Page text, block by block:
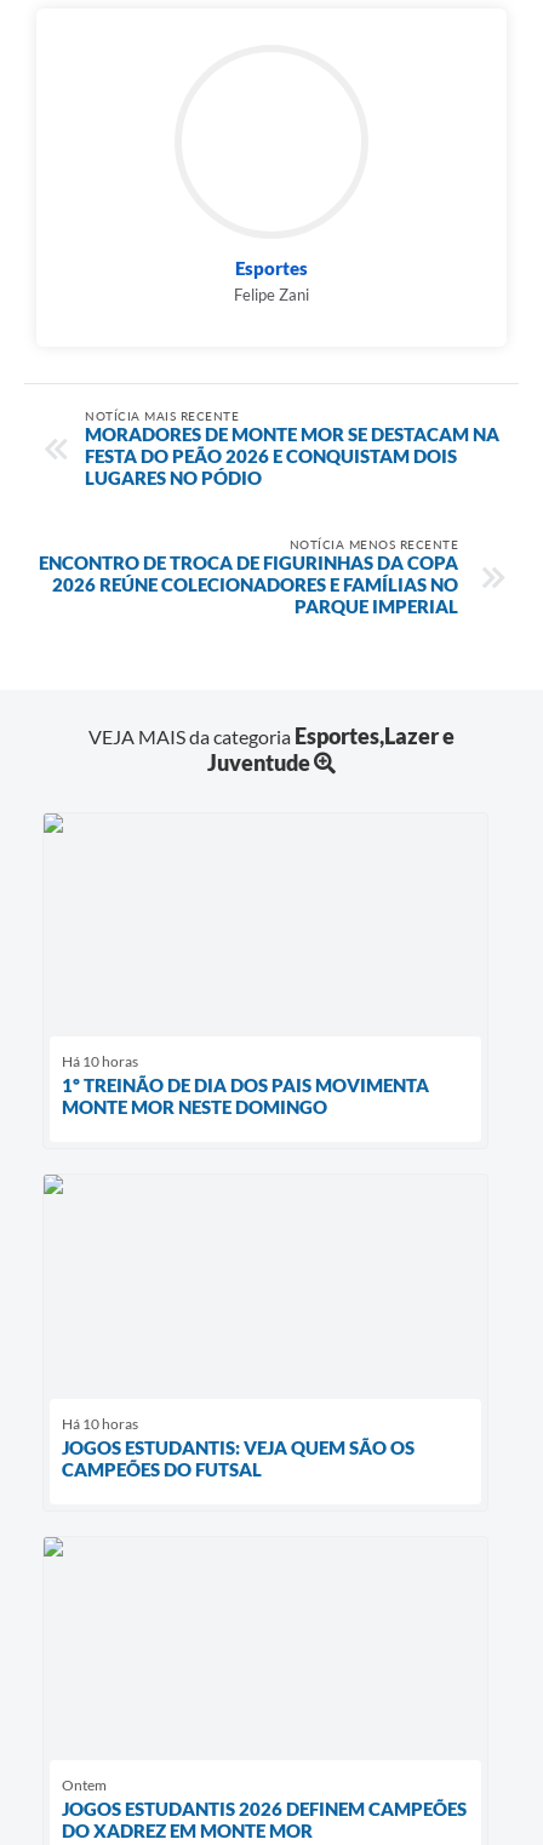
Esportes
Felipe Zani
NOTÍCIA MAIS RECENTE
MORADORES DE MONTE MOR SE DESTACAM NA
FESTA DO PEÃO 2026 E CONQUISTAM DOIS
LUGARES NO PÓDIO
NOTÍCIA MENOS RECENTE
ENCONTRO DE TROCA DE FIGURINHAS DA COPA
2026 REÚNE COLECIONADORES E FAMÍLIAS NO
PARQUE IMPERIAL
VEJA MAIS da categoria Esportes,Lazer e
Juventude
Há 10 horas
1º TREINÃO DE DIA DOS PAIS MOVIMENTA
MONTE MOR NESTE DOMINGO
Há 10 horas
JOGOS ESTUDANTIS: VEJA QUEM SÃO OS
CAMPEÕES DO FUTSAL
Ontem
JOGOS ESTUDANTIS 2026 DEFINEM CAMPEÕES
DO XADREZ EM MONTE MOR